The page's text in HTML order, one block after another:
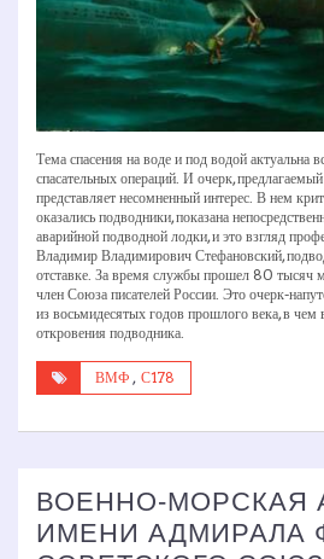
Тема спасения на воде и под водой актуальна
спасательных операций. И очерк,
представляет несомненный интерес. В нем
оказались подводники, показана
аварийной подводной лодки, и это взгляд
Владимир Владимирович Стефановский,
отставке. За время службы прошел 80 тысяч
член Союза писателей России. Это очерк­-
из восьмидесятых годов прошлого века, в чем
откровения подводника.
ВМФ , С­178
ВОЕННО-МОРСКАЯ
ИМЕНИ АДМИРАЛА